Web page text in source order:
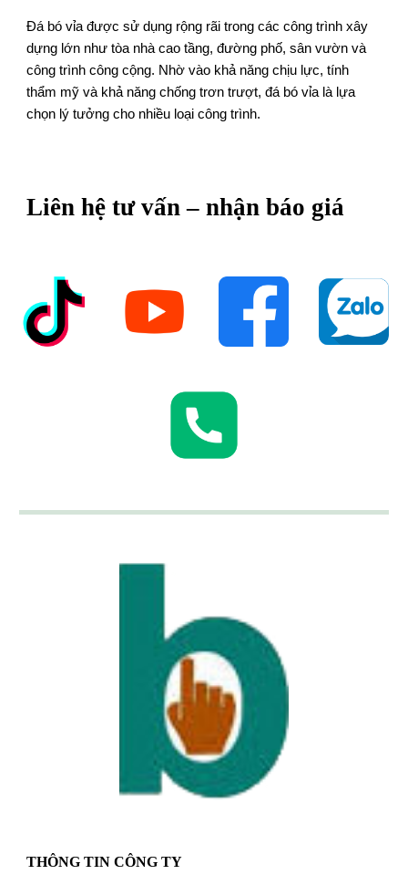
Đá bó vỉa được sử dụng rộng rãi trong các công trình xây
dựng lớn như tòa nhà cao tầng, đường phố, sân vườn và
công trình công cộng. Nhờ vào khả năng chịu lực, tính
thẩm mỹ và khả năng chống trơn trượt, đá bó vỉa là lựa
chọn lý tưởng cho nhiều loại công trình.
Liên hệ tư vấn – nhận báo giá
THÔNG TIN CÔNG TY